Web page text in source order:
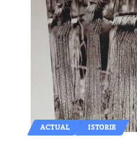
ACTUAL ISTORIE